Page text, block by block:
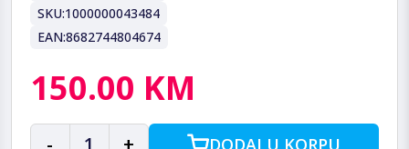
SKU:1000000043484
EAN:8682744804674
150.00 KM
- 1 + DODAJ U KORPU